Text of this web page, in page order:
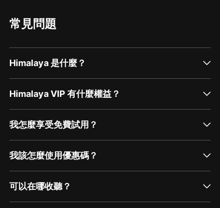
常見問題
Himalaya 是什麼？
Himalaya VIP 有什麼權益？
我怎麼享受免費試用？
我該怎麼使用優惠碼？
可以在哪收聽？